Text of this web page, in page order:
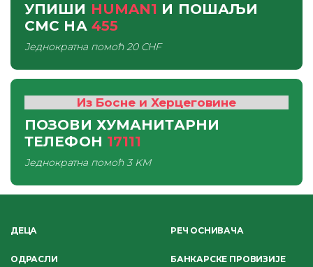
УПИШИ HUMAN1 И ПОШАЉИ
СМС НА 455
Једнократна помоћ20 CHF
Из Босне и Херцеговине
ПОЗОВИ ХУМАНИТАРНИ
ТЕЛЕФОН 17111
Једнократна помоћ3 KM
ДЕЦА
ОДРАСЛИ
РЕЧ ОСНИВАЧА
БАНКАРСКЕ ПРОВИЗИЈЕ